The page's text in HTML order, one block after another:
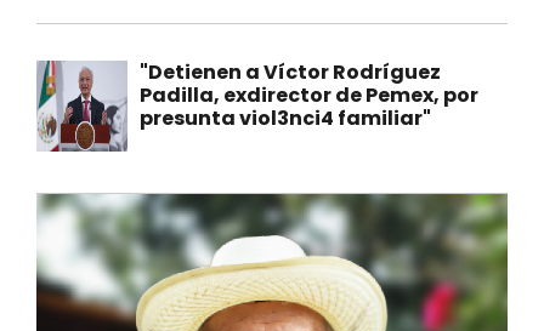
"Detienen a Víctor Rodríguez
Padilla, exdirector de Pemex, por
presunta viol3nci4 familiar"